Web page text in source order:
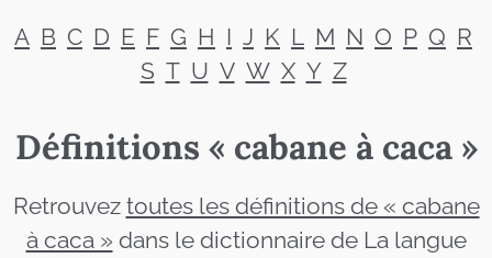
A B C D E F G H I J K L M N O P Q R
S T U V W X Y Z
Définitions « cabane à caca »
Retrouvez toutes les définitions de « cabane
à caca »dans le dictionnaire de La langue